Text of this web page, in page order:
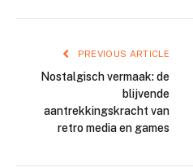
PREVIOUS ARTICLE
Nostalgisch vermaak: de
blijvende
aantrekkingskracht van
retro media en games